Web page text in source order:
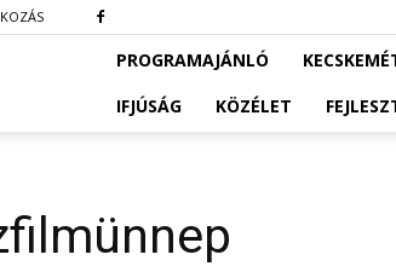
PROGRAMAJÁNLÓ
IFJÚSÁG
KÖZÉLET